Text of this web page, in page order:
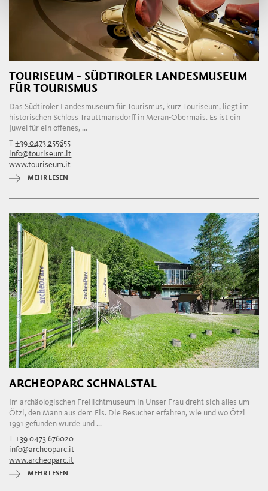
TOURISEUM - SÜDTIROLER LANDESMUSEUM
FÜR TOURISMUS
Das Südtiroler Landesmuseum für Tourismus, kurz Touriseum, liegt im
historischen Schloss Trauttmansdorff in Meran-Obermais. Es ist ein
Juwel für ein offenes, ...
T+39 0473 255655
info@touriseum.it
www.touriseum.it
MEHR LESEN
ARCHEOPARC SCHNALSTAL
Im archäologischen Freilichtmuseum in Unser Frau dreht sich alles um
Ötzi, den Mann aus dem Eis. Die Besucher erfahren, wie und wo Ötzi
1991 gefunden wurde und ...
T+39 0473 676020
info@archeoparc.it
www.archeoparc.it
MEHR LESEN